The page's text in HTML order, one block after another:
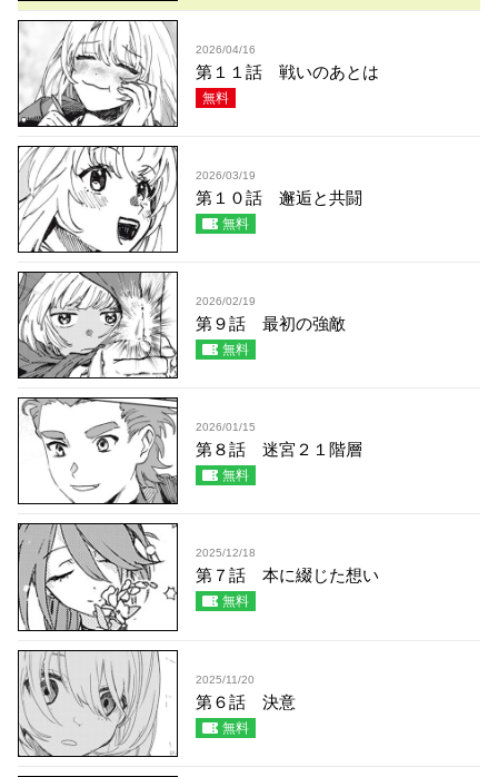
2026/04/16
第１１話 戦いのあとは
無料
2026/03/19
第１０話 邂逅と共闘
無料
2026/02/19
第９話 最初の強敵
無料
2026/01/15
第８話 迷宮２１階層
無料
2025/12/18
第７話 本に綴じた想い
無料
2025/11/20
第６話 決意
無料